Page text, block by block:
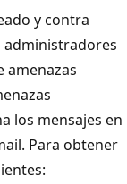
y contra
administradores
amenazas
los mensajes en
Para obtener